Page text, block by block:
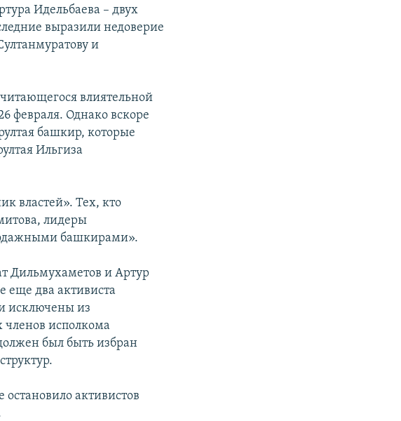
Идельбаева – двух
выразили недоверие
и
влиятельной
февраля. Однако вскоре
башкир, которые
Ильгиза
властей». Тех, кто
лидеры
башкирами».
Дильмухаметов и Артур
еще два активиста
исключены из
членов исполкома
был быть избран
остановило активистов